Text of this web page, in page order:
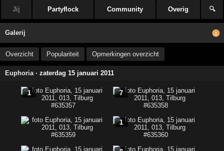
Jij Partyflock Community Overig 🔍
Galerij
Overzicht Populariteit Opmerkingen overzicht
Euphoria · zaterdag 15 januari 2011
1 7
1